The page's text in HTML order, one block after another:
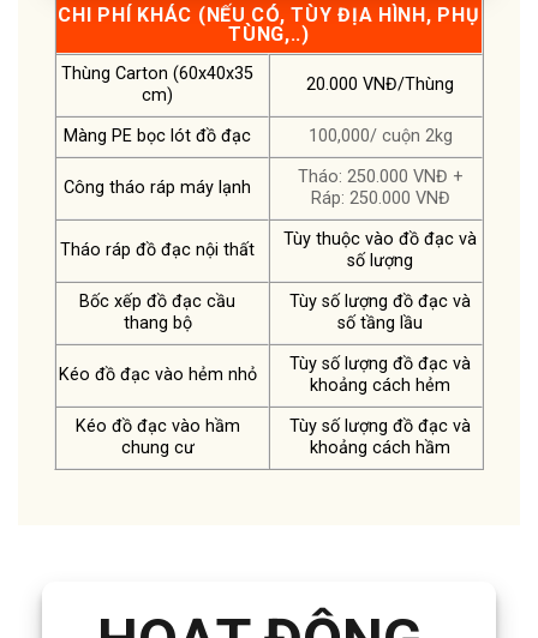
CHI PHÍ KHÁC (NẾU CÓ, TÙY ĐỊA HÌNH, PHỤ
TÙNG,..)
Thùng Carton (60x40x35
cm)
20.000 VNĐ/Thùng
Màng PE bọc lót đồ đạc 100,000/ cuộn 2kg
Công tháo ráp máy lạnh
Tháo: 250.000 VNĐ +
Ráp: 250.000 VNĐ
Tháo ráp đồ đạc nội thất
Tùy thuộc vào đồ đạc và
số lượng
Bốc xếp đồ đạc cầu
thang bộ
Tùy số lượng đồ đạc và
số tầng lầu
Kéo đồ đạc vào hẻm nhỏ
Tùy số lượng đồ đạc và
khoảng cách hẻm
Kéo đồ đạc vào hầm
chung cư
Tùy số lượng đồ đạc và
khoảng cách hầm